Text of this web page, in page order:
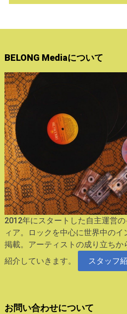
BELONG Mediaについて
2012年にスタートした自主運営
ィア。ロックを中心に世界中の
掲載。アーティストの成り立ちか
紹介していきます。
スタッフ
お問い合わせについて